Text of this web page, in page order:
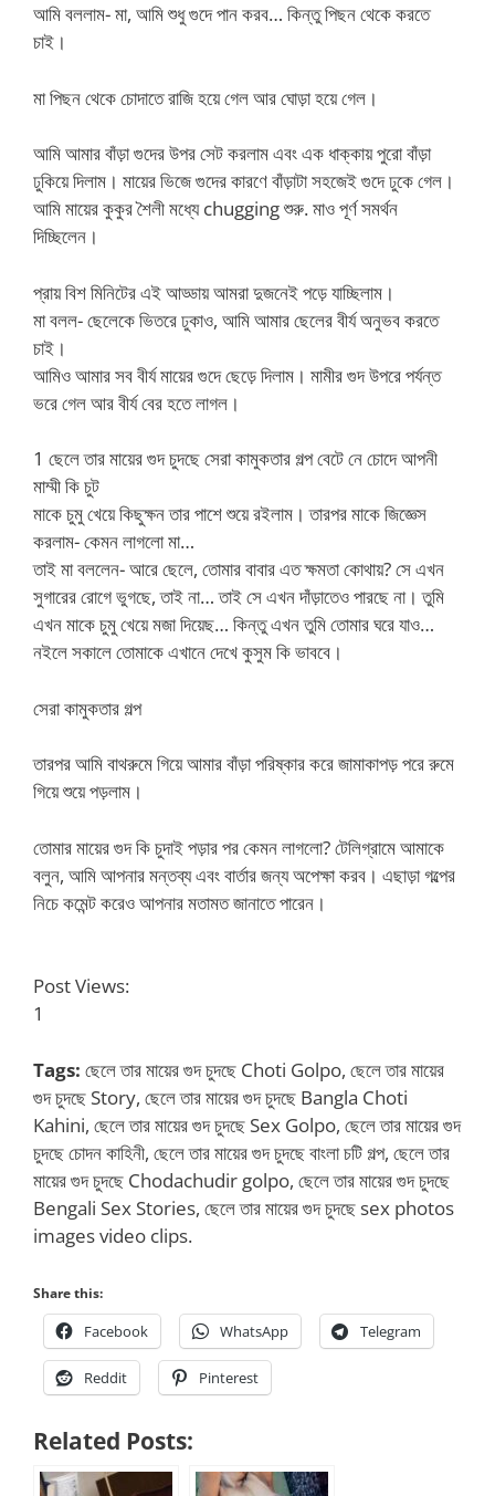
আমি বললাম- মা, আমি শুধু গুদে পান করব… কিন্তু পিছন থেকে করতে
চাই।
মা পিছন থেকে চোদাতে রাজি হয়ে গেল আর ঘোড়া হয়ে গেল।
আমি আমার বাঁড়া গুদের উপর সেট করলাম এবং এক ধাক্কায় পুরো বাঁড়া
ঢুকিয়ে দিলাম। মায়ের ভিজে গুদের কারণে বাঁড়াটা সহজেই গুদে ঢুকে গেল।
আমি মায়ের কুকুর শৈলী মধ্যে chugging শুরু. মাও পূর্ণ সমর্থন
দিচ্ছিলেন।
প্রায় বিশ মিনিটের এই আড্ডায় আমরা দুজনেই পড়ে যাচ্ছিলাম।
মা বলল- ছেলেকে ভিতরে ঢুকাও, আমি আমার ছেলের বীর্য অনুভব করতে
চাই।
আমিও আমার সব বীর্য মায়ের গুদে ছেড়ে দিলাম। মামীর গুদ উপরে পর্যন্ত
ভরে গেল আর বীর্য বের হতে লাগল।
1 ছেলে তার মায়ের গুদ চুদছে সেরা কামুকতার গল্প বেটে নে চোদে আপনী
মাম্মী কি চুট
মাকে চুমু খেয়ে কিছুক্ষন তার পাশে শুয়ে রইলাম। তারপর মাকে জিজ্ঞেস
করলাম- কেমন লাগলো মা…
তাই মা বললেন- আরে ছেলে, তোমার বাবার এত ক্ষমতা কোথায়? সে এখন
সুগারের রোগে ভুগছে, তাই না… তাই সে এখন দাঁড়াতেও পারছে না। তুমি
এখন মাকে চুমু খেয়ে মজা দিয়েছ… কিন্তু এখন তুমি তোমার ঘরে যাও…
নইলে সকালে তোমাকে এখানে দেখে কুসুম কি ভাববে।
সেরা কামুকতার গল্প
তারপর আমি বাথরুমে গিয়ে আমার বাঁড়া পরিষ্কার করে জামাকাপড় পরে রুমে
গিয়ে শুয়ে পড়লাম।
তোমার মায়ের গুদ কি চুদাই পড়ার পর কেমন লাগলো? টেলিগ্রামে আমাকে
বলুন, আমি আপনার মন্তব্য এবং বার্তার জন্য অপেক্ষা করব। এছাড়া গল্পের
নিচে কমেন্ট করেও আপনার মতামত জানাতে পারেন।
Post Views:
1
Tags: ছেলে তার মায়ের গুদ চুদছে Choti Golpo, ছেলে তার মায়ের
গুদ চুদছে Story, ছেলে তার মায়ের গুদ চুদছে Bangla Choti
Kahini, ছেলে তার মায়ের গুদ চুদছে Sex Golpo, ছেলে তার মায়ের গুদ
চুদছে চোদন কাহিনী, ছেলে তার মায়ের গুদ চুদছে বাংলা চটি গল্প, ছেলে তার
মায়ের গুদ চুদছে Chodachudir golpo, ছেলে তার মায়ের গুদ চুদছে
Bengali Sex Stories, ছেলে তার মায়ের গুদ চুদছে sex photos
images video clips.
Share this:
Facebook WhatsApp Telegram
Reddit Pinterest
Related Posts: